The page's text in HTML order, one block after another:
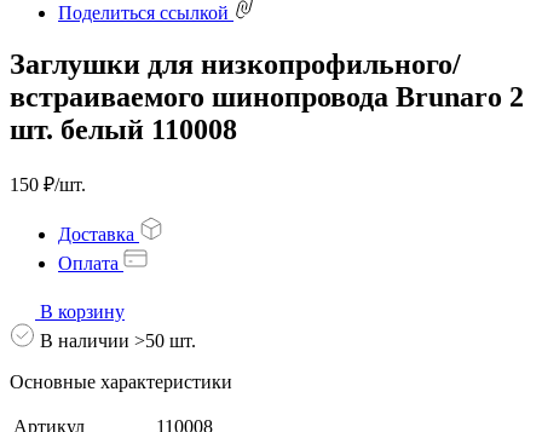
Поделиться ссылкой
Заглушки для низкопрофильного/
встраиваемого шинопровода Brunaro 2
шт. белый 110008
150 ₽/шт.
Доставка
Оплата
В корзину
В наличии >50 шт.
Основные характеристики
Артикул
110008